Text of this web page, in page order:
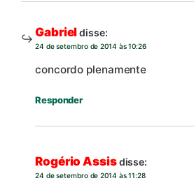
Gabrieldisse:
24 de setembro de 2014 às 10:26
concordo plenamente
Responder
Rogério Assisdisse:
24 de setembro de 2014 às 11:28